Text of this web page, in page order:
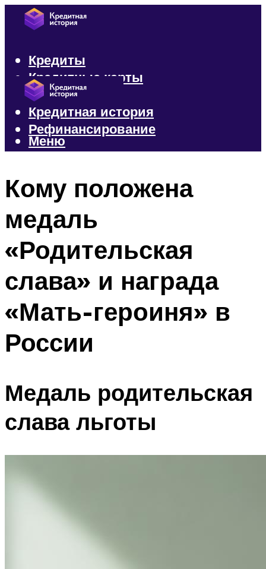
Кредиты
Кредитные карты
Микрозаймы
Кредитная история
Рефинансирование
Меню
Кому положена
медаль
«Родительская
слава» и награда
«Мать-героиня» в
России
Медаль родительская
слава льготы